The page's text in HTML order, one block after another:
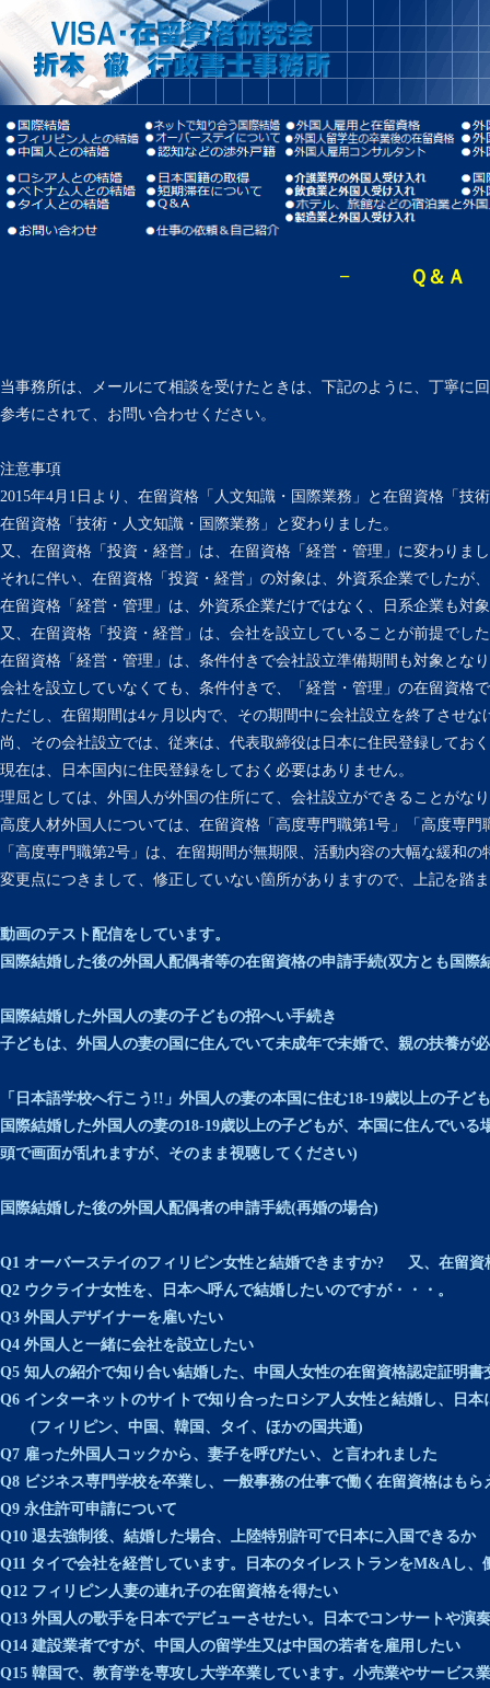
− Ｑ＆
当事務所は、メールにて相談を受けたときは、下記のように、丁寧に
参考にされて、お問い合わせください。
注意事項
2015年4月1日より、在留資格「人文知識・国際業務」と在留資格「技
在留資格「技術・人文知識・国際業務」と変わりました。
又、在留資格「投資・経営」は、在留資格「経営・管理」に変わりま
それに伴い、在留資格「投資・経営」の対象は、外資系企業でしたが、
在留資格「経営・管理」は、外資系企業だけではなく、日系企業も対
又、在留資格「投資・経営」は、会社を設立していることが前提でし
在留資格「経営・管理」は、条件付きで会社設立準備期間も対象とな
会社を設立していなくても、条件付きで、「経営・管理」の在留資格
ただし、在留期間は4ヶ月以内で、その期間中に会社設立を終了させな
尚、その会社設立では、従来は、代表取締役は日本に住民登録してお
現在は、日本国内に住民登録をしておく必要はありません。
理屈としては、外国人が外国の住所にて、会社設立ができることがな
高度人材外国人については、在留資格「高度専門職第1号」「高度専門
「高度専門職第2号」は、在留期間が無期限、活動内容の大幅な緩和の
変更点につきまして、修正していない箇所がありますので、上記を踏
動画のテスト配信をしています。
国際結婚した後の外国人配偶者等の在留資格の申請手続(双方とも国際
国際結婚した外国人の妻の子どもの招へい手続き
子どもは、外国人の妻の国に住んでいて未成年で未婚で、親の扶養が
「日本語学校へ行こう!!」外国人の妻の本国に住む18-19歳以上の子ど
国際結婚した外国人の妻の18-19歳以上の子どもが、本国に住んでい
頭で画面が乱れますが、そのまま視聴してください)
国際結婚した後の外国人配偶者の申請手続(再婚の場合)
Q1 オーバーステイのフィリピン女性と結婚できますか? 又、在留資
Q2 ウクライナ女性を、日本へ呼んで結婚したいのですが・・・。
Q3 外国人デザイナーを雇いたい
Q4 外国人と一緒に会社を設立したい
Q5 知人の紹介で知り合い結婚した、中国人女性の在留資格認定証明
Q6 インターネットのサイトで知り合ったロシア人女性と結婚し、日本
(フィリピン、中国、韓国、タイ、ほかの国共通)
Q7 雇った外国人コックから、妻子を呼びたい、と言われました
Q8 ビジネス専門学校を卒業し、一般事務の仕事で働く在留資格はもら
Q9 永住許可申請について
Q10 退去強制後、結婚した場合、上陸特別許可で日本に入国できるか
Q11 タイで会社を経営しています。日本のタイレストランをM&Aし、
Q12 フィリピン人妻の連れ子の在留資格を得たい
Q13 外国人の歌手を日本でデビューさせたい。日本でコンサートや演
Q14 建設業者ですが、中国人の留学生又は中国の若者を雇用したい
Q15 韓国で、教育学を専攻し大学卒業しています。小売業やサービス